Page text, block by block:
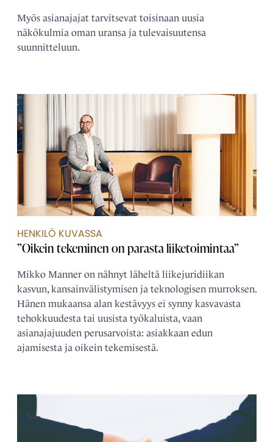
Myös asianajajat tarvitsevat toisinaan uusia
näkökulmia oman uransa ja tulevaisuutensa
suunnitteluun.
HENKILÖ KUVASSA
”Oikein tekeminen on parasta liiketoimintaa”
Mikko Manner on nähnyt läheltä liikejuridiikan
kasvun, kansainvälistymisen ja teknologisen murroksen.
Hänen mukaansa alan kestävyys ei synny kasvavasta
tehokkuudesta tai uusista työkaluista, vaan
asianajajuuden perusarvoista: asiakkaan edun
ajamisesta ja oikein tekemisestä.